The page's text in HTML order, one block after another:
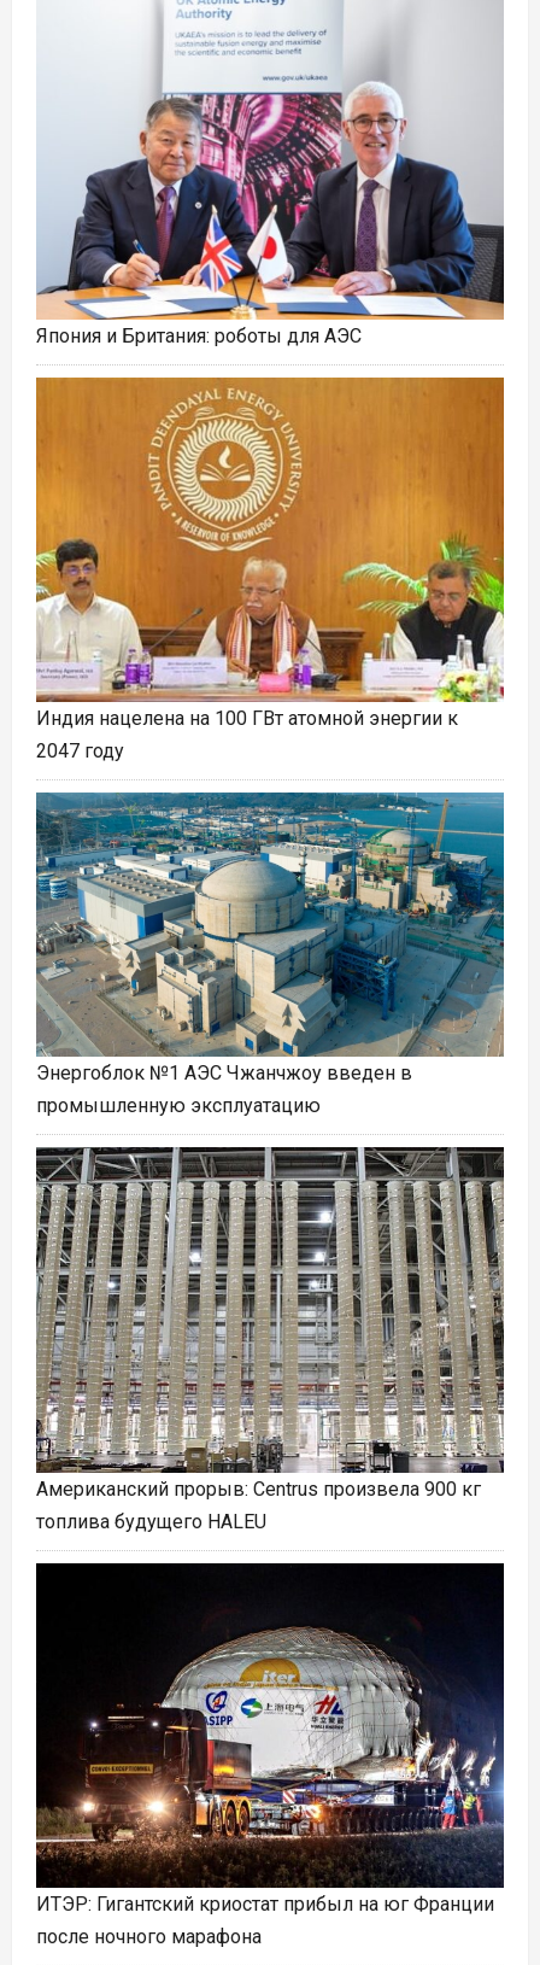
Япония и Британия: роботы для АЭС
Индия нацелена на 100 ГВт атомной энергии к
2047 году
Энергоблок №1 АЭС Чжанчжоу введен в
промышленную эксплуатацию
Американский прорыв: Centrus произвела 900 кг
топлива будущего HALEU
ИТЭР: Гигантский криостат прибыл на юг Франции
после ночного марафона